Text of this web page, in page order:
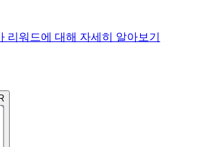
리워드에 대해 자세히 알아보기